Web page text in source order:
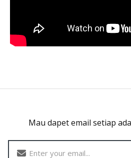
Mau dapet email setiap